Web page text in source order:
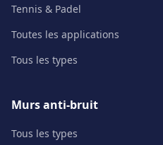
Tennis & Padel
Toutes les applications
Tous les types
Murs anti-bruit
Tous les types